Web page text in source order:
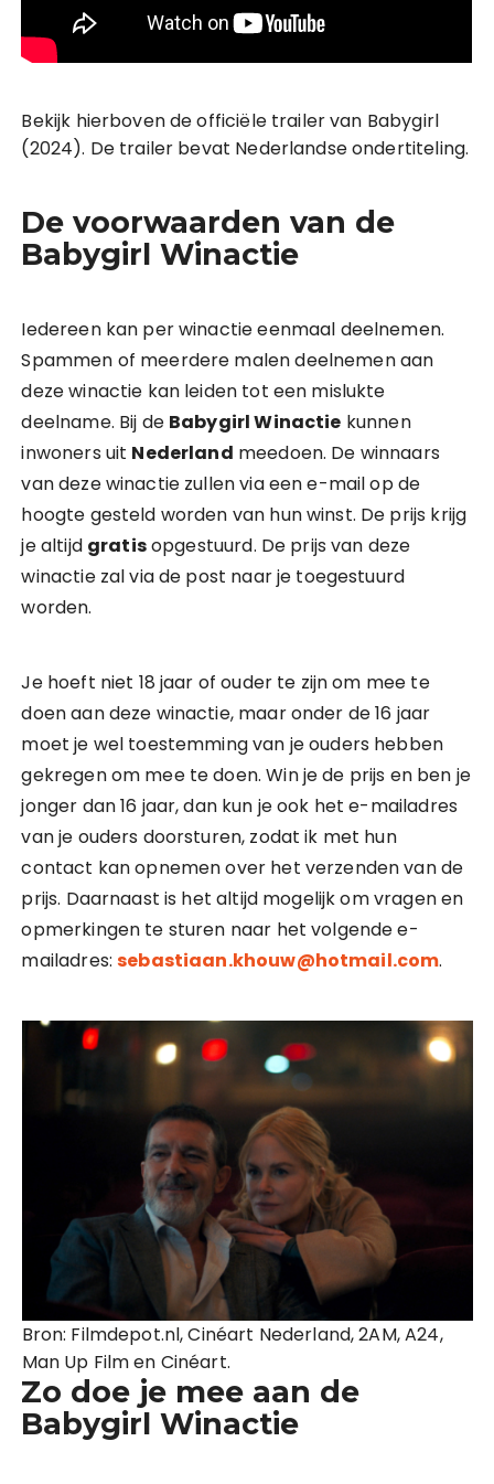
Bekijk hierboven de officiële trailer van Babygirl
(2024). De trailer bevat Nederlandse ondertiteling.
De voorwaarden van de
Babygirl Winactie
Iedereen kan per winactie eenmaal deelnemen.
Spammen of meerdere malen deelnemen aan
deze winactie kan leiden tot een mislukte
deelname. Bij de Babygirl Winactie kunnen
inwoners uit Nederland meedoen. De winnaars
van deze winactie zullen via een e-mail op de
hoogte gesteld worden van hun winst. De prijs krijg
je altijd gratisopgestuurd. De prijs van deze
winactie zal via de post naar je toegestuurd
worden.
Je hoeft niet 18 jaar of ouder te zijn om mee te
doen aan deze winactie, maar onder de 16 jaar
moet je wel toestemming van je ouders hebben
gekregen om mee te doen. Win je de prijs en ben je
jonger dan 16 jaar, dan kun je ook het e-mailadres
van je ouders doorsturen, zodat ik met hun
contact kan opnemen over het verzenden van de
prijs. Daarnaast is het altijd mogelijk om vragen en
opmerkingen te sturen naar het volgende e-
mailadres:sebastiaan.khouw@hotmail.com.
Bron: Filmdepot.nl, Cinéart Nederland, 2AM, A24,
Man Up Film en Cinéart.
Zo doe je mee aan de
Babygirl Winactie